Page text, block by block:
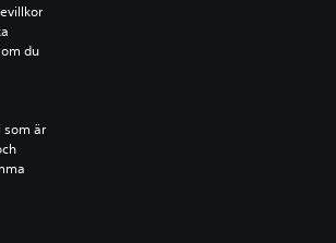
du
som är